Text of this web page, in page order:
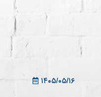
۱۴۰۵/۰۵/۱۶